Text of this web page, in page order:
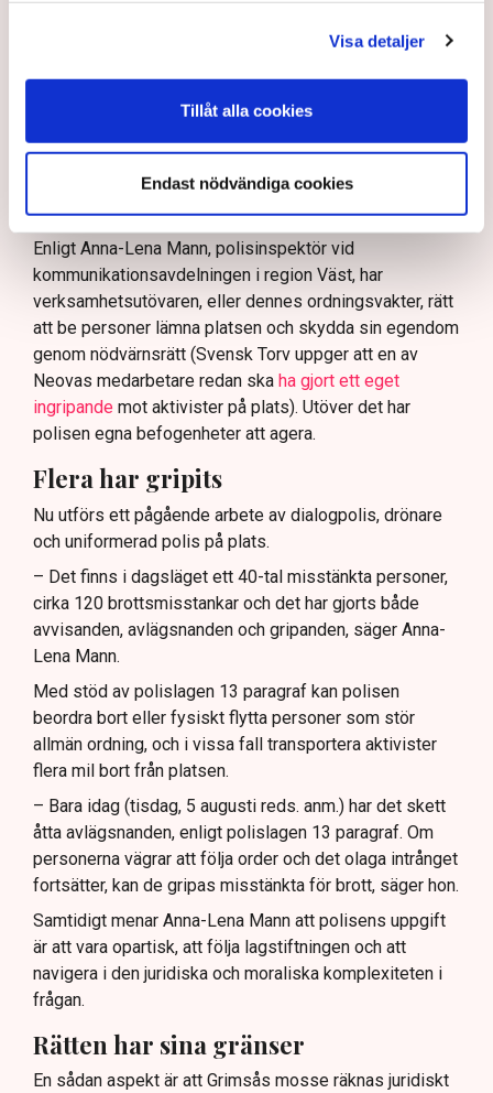
Visa detaljer
Tillåt alla cookies
Endast nödvändiga cookies
skydda tillståndsgivna verksamheter” mot sabotage,
och varnade för att det annars råder ”djungelns lag”.
bör ge utrymme för aktivister att blockera en
ha en tydligare skyldighet att skydda privat egendom
och näringsverksamhet mot den typen av störningar.
Nu svarar polisen på kritiken.
Enligt Anna-Lena Mann, polisinspektör vid
kommunikationsavdelningen i region Väst, har
verksamhetsutövaren, eller dennes ordningsvakter, rätt
att be personer lämna platsen och skydda sin egendom
genom nödvärnsrätt (Svensk Torv uppger att en av
Neovas medarbetare redan ska ha gjort ett eget
ingripande mot aktivister på plats). Utöver det har
polisen egna befogenheter att agera.
Flera har gripits
Nu utförs ett pågående arbete av dialogpolis, drönare
och uniformerad polis på plats.
– Det finns i dagsläget ett 40-tal misstänkta personer,
cirka 120 brottsmisstankar och det har gjorts både
avvisanden, avlägsnanden och gripanden, säger Anna-
Lena Mann.
Med stöd av polislagen 13 paragraf kan polisen
beordra bort eller fysiskt flytta personer som stör
allmän ordning, och i vissa fall transportera aktivister
flera mil bort från platsen.
– Bara idag (tisdag, 5 augusti reds. anm.) har det skett
åtta avlägsnanden, enligt polislagen 13 paragraf. Om
personerna vägrar att följa order och det olaga intrånget
fortsätter, kan de gripas misstänkta för brott, säger hon.
Samtidigt menar Anna-Lena Mann att polisens uppgift
är att vara opartisk, att följa lagstiftningen och att
navigera i den juridiska och moraliska komplexiteten i
frågan.
Rätten har sina gränser
En sådan aspekt är att Grimsås mosse räknas juridiskt